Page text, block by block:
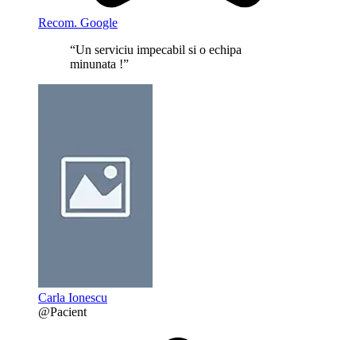
Recom. Google
“Un serviciu impecabil si o echipa
minunata !”
Carla Ionescu
@Pacient